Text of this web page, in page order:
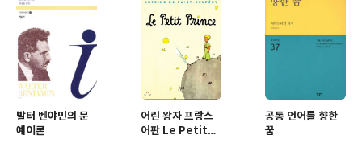
발터 벤야민의 문
예이론
어린 왕자 프랑스
어판 Le Petit
공통 언어를 향한
꿈